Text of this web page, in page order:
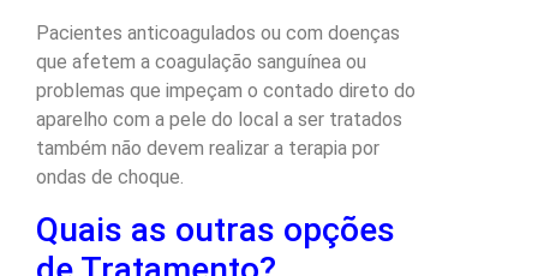
Pacientes anticoagulados ou com doenças
que afetem a coagulação sanguínea ou
problemas que impeçam o contado direto do
aparelho com a pele do local a ser tratados
também não devem realizar a terapia por
ondas de choque.
Quais as outras opções